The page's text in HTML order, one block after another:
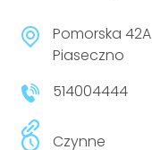
Pomorska 42A
Piaseczno
514004444
Czynne